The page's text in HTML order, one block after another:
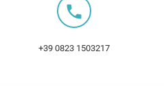
local_phone
+39 0823 1503217